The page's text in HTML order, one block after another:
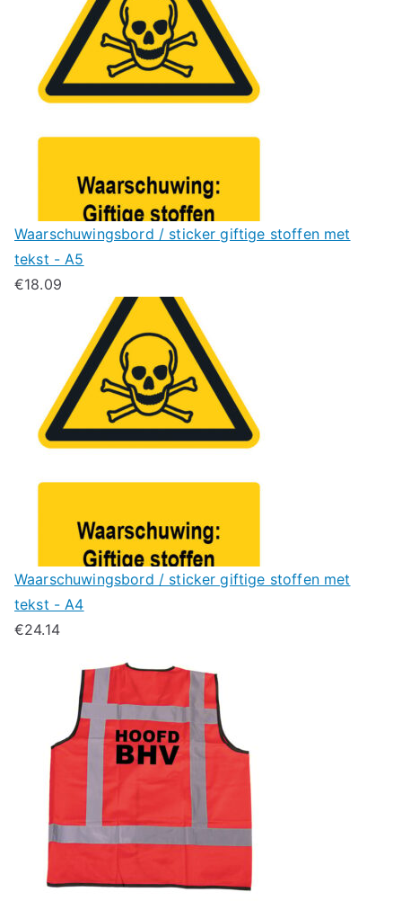
Waarschuwingsbord / sticker giftige stoffen met
tekst - A5
€18.09
Waarschuwingsbord / sticker giftige stoffen met
tekst - A4
€24.14